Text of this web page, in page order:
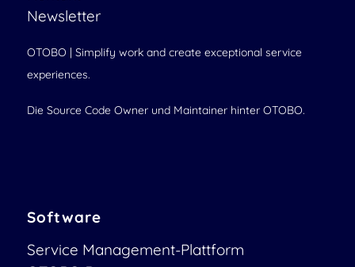
Newsletter
OTOBO | Simplify work and create exceptional service
experiences.
Die Source Code Owner und Maintainer hinter OTOBO.
Software
Service Management-Plattform